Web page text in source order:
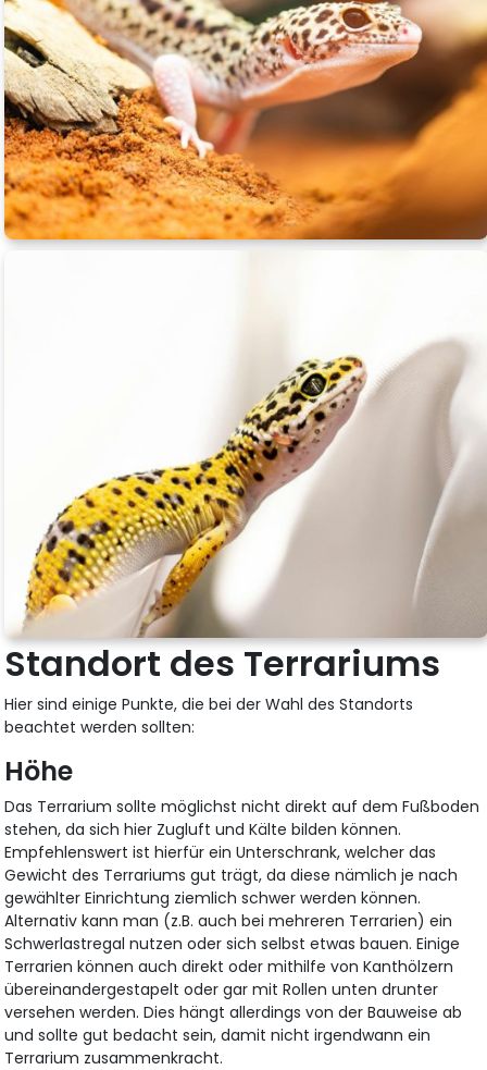
Standort des Terrariums
Hier sind einige Punkte, die bei der Wahl des Standorts
beachtet werden sollten:
Höhe
Das Terrarium sollte möglichst nicht direkt auf dem Fußboden
stehen, da sich hier Zugluft und Kälte bilden können.
Empfehlenswert ist hierfür ein Unterschrank, welcher das
Gewicht des Terrariums gut trägt, da diese nämlich je nach
gewählter Einrichtung ziemlich schwer werden können.
Alternativ kann man (z.B. auch bei mehreren Terrarien) ein
Schwerlastregal nutzen oder sich selbst etwas bauen. Einige
Terrarien können auch direkt oder mithilfe von Kanthölzern
übereinandergestapelt oder gar mit Rollen unten drunter
versehen werden. Dies hängt allerdings von der Bauweise ab
und sollte gut bedacht sein, damit nicht irgendwann ein
Terrarium zusammenkracht.